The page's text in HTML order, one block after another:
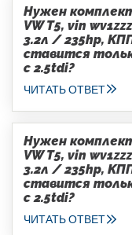
Нужен
VW T5, vin
3.2л / 235hp,
ставится
с 2.5tdi?
ЧИТАТЬ ОТВЕТ
Нужен
VW T5, vin
3.2л / 235hp,
ставится
с 2.5tdi?
ЧИТАТЬ ОТВЕТ